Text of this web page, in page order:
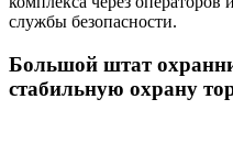
службы безопасности.
Большой штат
стабильную охрану